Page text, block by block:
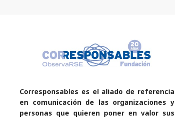
Corresponsables es el aliado de referencia
en comunicación de las organizaciones y
personas que quieren poner en valor sus